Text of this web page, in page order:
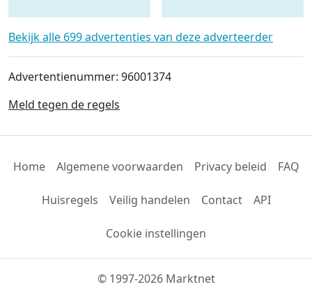
Bekijk alle 699 advertenties van deze adverteerder
Advertentienummer: 96001374
Meld tegen de regels
Home Algemene voorwaarden Privacy beleid FAQ
Huisregels Veilig handelen Contact API
Cookie instellingen
© 1997-2026 Marktnet